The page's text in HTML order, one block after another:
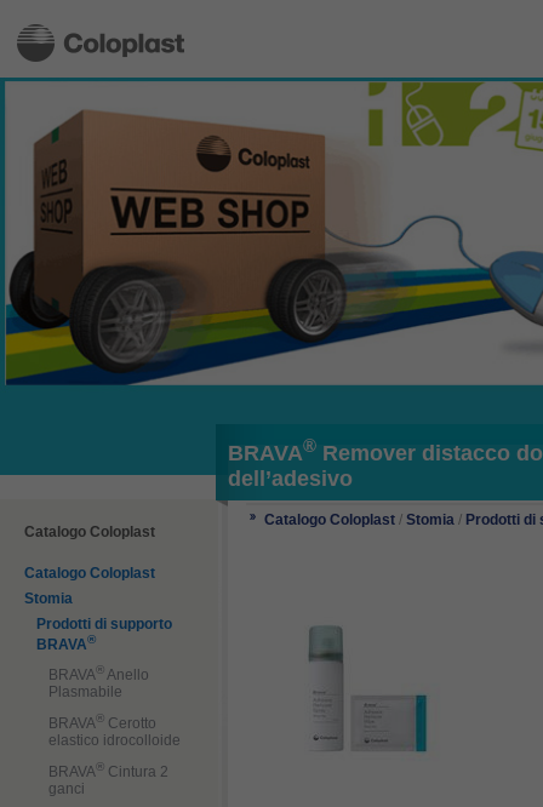
BRAVA® Remover distacco
dell’adesivo
Catalogo Coloplast
Catalogo Coloplast
Stomia
Prodotti di supporto
BRAVA®
BRAVA® Anello
Plasmabile
BRAVA® Cerotto
elastico idrocolloide
BRAVA® Cintura 2
ganci
Catalogo Coloplast / Stomia / Prodotti di